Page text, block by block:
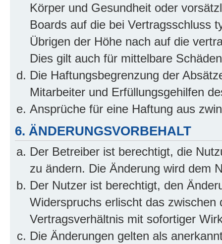
Körper und Gesundheit oder
Boards auf die bei Vertragsschluss
Übrigen der Höhe nach auf die
Dies gilt auch für mittelbare
Die Haftungsbegrenzung der
Mitarbeiter und Erfüllungsgehilfen
Ansprüche für eine Haftung aus
6. ÄNDERUNGSVORBEHALT
Der Betreiber ist berechtigt, die
zu ändern. Die Änderung wird dem
Der Nutzer ist berechtigt, den
Widerspruchs erlischt das
Vertragsverhältnis mit sofortiger
Die Änderungen gelten als